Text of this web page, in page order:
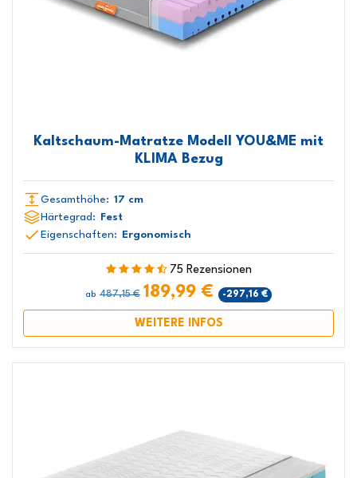
Kaltschaum-Matratze Modell YOU&ME mit
KLIMA Bezug
Gesamthöhe: 17 cm
Härtegrad: Fest
Eigenschaften: Ergonomisch
75 Rezensionen
ab 487,15 € 189,99 € -297,16 €
WEITERE INFOS